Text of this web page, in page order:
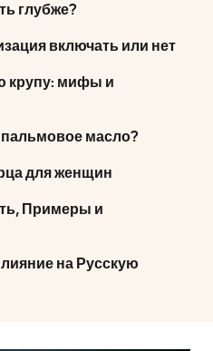
глубже?
включать или нет
крупу: мифы и
масло?
для женщин
Примеры и
на Русскую